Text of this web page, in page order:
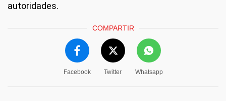
autoridades.
COMPARTIR
Facebook Twitter Whatsapp